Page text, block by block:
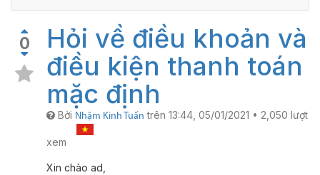
hướng
0
Hỏi về điều khoản và
điều kiện thanh toán
mặc định
Bởi Nhậm Kinh Tuấn trên 13:44, 05/01/2021 • 2,050 lượt
xem
Xin chào ad,